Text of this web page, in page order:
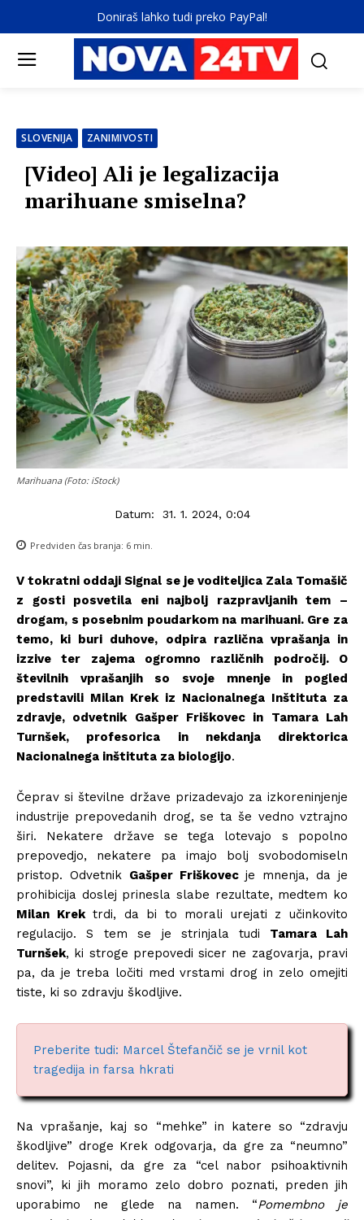
Doniraš lahko tudi preko PayPal!
SLOVENIJA ZANIMIVOSTI
[Video] Ali je legalizacija
marihuane smiselna?
Marihuana (Foto: iStock)
Datum: 31. 1. 2024, 0:04
Predviden čas branja: 6 min.
V tokratni oddaji Signal se je voditeljica Zala Tomašič
z gosti posvetila eni najbolj razpravljanih tem –
drogam, s posebnim poudarkom na marihuani. Gre za
temo, ki buri duhove, odpira različna vprašanja in
izzive ter zajema ogromno različnih področij. O
številnih vprašanjih so svoje mnenje in pogled
predstavili Milan Krek iz Nacionalnega Inštituta za
zdravje, odvetnik Gašper Friškovec in Tamara Lah
Turnšek, profesorica in nekdanja direktorica
Nacionalnega inštituta za biologijo.
Čeprav si številne države prizadevajo za izkoreninjenje
industrije prepovedanih drog, se ta še vedno vztrajno
širi. Nekatere države se tega lotevajo s popolno
prepovedjo, nekatere pa imajo bolj svobodomiseln
pristop. Odvetnik Gašper Friškovecje mnenja, da je
prohibicija doslej prinesla slabe rezultate, medtem ko
Milan Krektrdi, da bi to morali urejati z učinkovito
regulacijo. S tem se je strinjala tudi Tamara Lah
Turnšek, ki stroge prepovedi sicer ne zagovarja, pravi
pa, da je treba ločiti med vrstami drog in zelo omejiti
tiste, ki so zdravju škodljive.
Preberite tudi: Marcel Štefančič se je vrnil kot
tragedija in farsa hkrati
Na vprašanje, kaj so “mehke” in katere so “zdravju
škodljive” droge Krek odgovarja, da gre za “neumno”
delitev. Pojasni, da gre za “cel nabor psihoaktivnih
snovi”, ki jih moramo zelo dobro poznati, preden jih
uporabimo ne glede na namen. “Pomembno je